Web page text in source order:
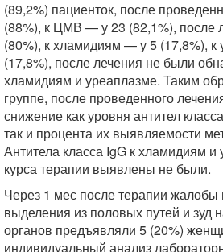
(89,2%) пациенток, после
(88%), к ЦМВ — у 23 (82,1%), после
(80%), к хламидиям — у 5 (17,8%),
(17,8%), после лечения не были
хламидиям и уреаплазме. Таким
группе, после проведенного
снижение как уровня антител
так и процента их выявляемости
Антитела класса IgG к хламидиям
курса терапии выявлены не были.
Через 1 мес после терапии
выделения из половых путей и зуд
органов предъявляли 5 (20%)
индивидуальный анализ